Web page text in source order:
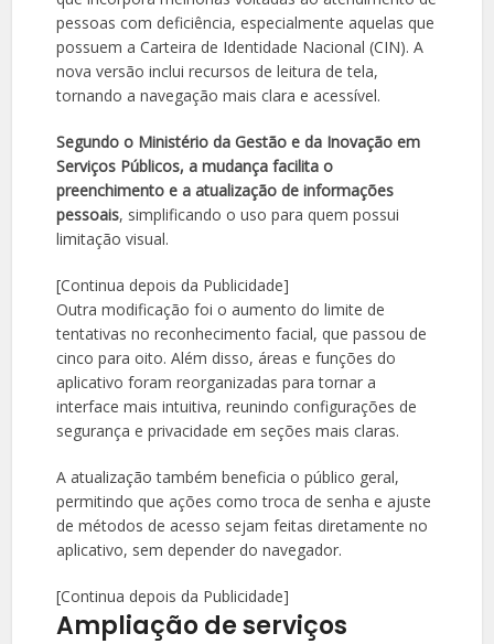
pessoas com deficiência, especialmente aquelas que
possuem a Carteira de Identidade Nacional (CIN). A
nova versão inclui recursos de leitura de tela,
tornando a navegação mais clara e acessível.
Segundo o Ministério da Gestão e da Inovação em
Serviços Públicos, a mudança facilita o
preenchimento e a atualização de informações
pessoais, simplificando o uso para quem possui
limitação visual.
[Continua depois da Publicidade]
Outra modificação foi o aumento do limite de
tentativas no reconhecimento facial, que passou de
cinco para oito. Além disso, áreas e funções do
aplicativo foram reorganizadas para tornar a
interface mais intuitiva, reunindo configurações de
segurança e privacidade em seções mais claras.
A atualização também beneficia o público geral,
permitindo que ações como troca de senha e ajuste
de métodos de acesso sejam feitas diretamente no
aplicativo, sem depender do navegador.
[Continua depois da Publicidade]
Ampliação de serviços